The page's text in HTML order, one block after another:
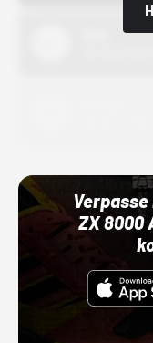
ZX 8000